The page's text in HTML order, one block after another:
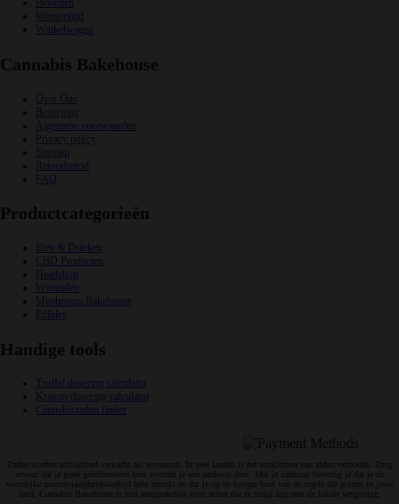
Bestellen
Wensenlijst
Winkelwagen
Cannabis Bakehouse
Over Ons
Bezorging
Algemene voorwaarden
Privacy policy
Sitemap
Retourbeleid
FAQ
Productcategorieën
Eten & Drinken
CBD Producten
Headshop
Wietzaden
Mushroom Bakehouse
Edibles
Handige tools
Truffel dosering calculator
Kratom dosering calculator
Cannabiszaden finder
Zaden worden uitsluitend verkocht als souvenirs. In veel landen is het ontkiemen van zaden verboden. Zorg
ervoor dat je goed geïnformeerd bent voordat je een aankoop doet. Met je aankoop bevestig je dat je de
wettelijke meerderjarigheidsleeftijd hebt bereikt en dat je op de hoogte bent van de regels die gelden in jouw
land. Cannabis Bakehouse is niet aansprakelijk voor acties die in strijd zijn met de lokale wetgeving.